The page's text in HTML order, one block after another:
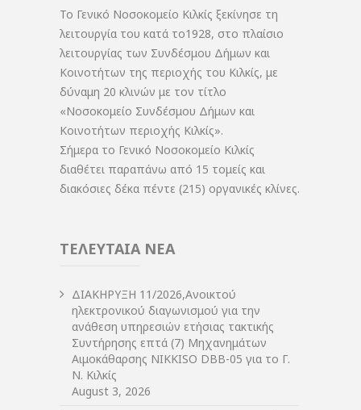
Το Γενικό Νοσοκομείο Κιλκίς ξεκίνησε τη
λειτουργία του κατά το1928, στο πλαίσιο
λειτουργίας των Συνδέσμου Δήμων και
Κοινοτήτων της περιοχής του Κιλκίς, με
δύναμη 20 κλινών με τον τίτλο
«Νοσοκομείο Συνδέσμου Δήμων και
Κοινοτήτων περιοχής Κιλκίς».
Σήμερα το Γενικό Νοσοκομείο Κιλκίς
διαθέτει παραπάνω από 15 τομείς και
διακόσιες δέκα πέντε (215) οργανικές κλίνες.
ΤΕΛΕΥΤΑΙΑ ΝΕΑ
ΔIΑΚΗΡΥΞΗ 11/2026,Ανοικτού
ηλεκτρονικού διαγωνισμού για την
ανάθεση υπηρεσιών ετήσιας τακτικής
Συντήρησης επτά (7) Μηχανημάτων
Αιμοκάθαρσης NIKKISO DBB-05 για το Γ.
Ν. Κιλκίς
August 3, 2026